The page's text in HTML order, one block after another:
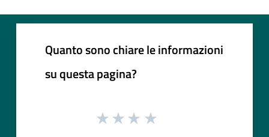
Quanto sono chiare le informazioni
su questa pagina?